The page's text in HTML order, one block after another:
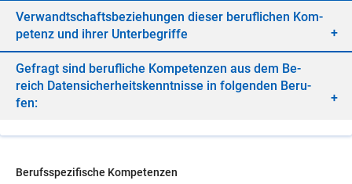
Ver­wandt­schafts­be­zie­hun­gen die­ser be­ruf­li­chen Kom­
pe­tenz und ih­rer Un­ter­be­grif­fe
Ge­fragt sind be­ruf­li­che Kom­pe­ten­zen aus dem Be­
reich Da­ten­si­cher­heits­kennt­nis­se in fol­gen­den Be­ru­
fen:
Berufsspezifische Kompetenzen